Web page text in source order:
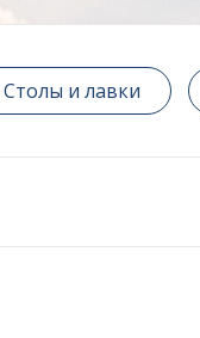
Столы и лавки